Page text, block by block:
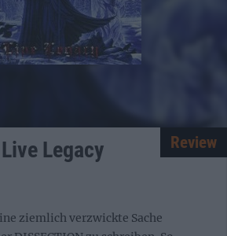
Legacy Review
ziemlich verzwickte Sache